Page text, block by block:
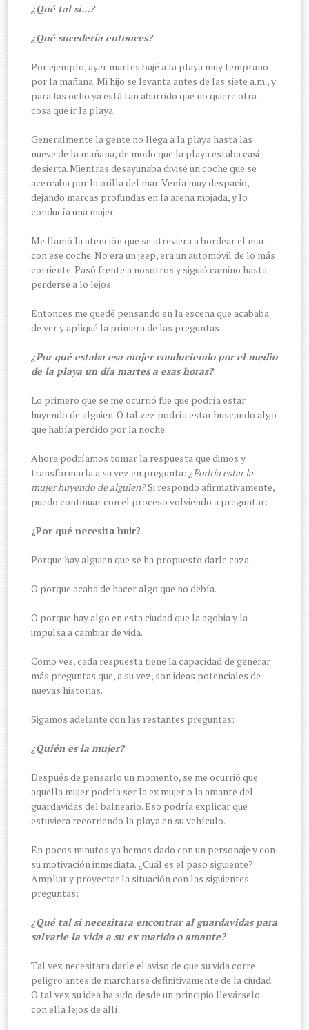
¿Qué tal si...?
¿Qué sucedería entonces?
Por ejemplo, ayer martes bajé a la playa muy temprano
por la mañana. Mi hijo se levanta antes de las siete a.m., y
para las ocho ya está tan aburrido que no quiere otra
cosa que ir la playa.
Generalmente la gente no llega a la playa hasta las
nueve de la mañana, de modo que la playa estaba casi
desierta. Mientras desayunaba divisé un coche que se
acercaba por la orilla del mar. Venía muy despacio,
dejando marcas profundas en la arena mojada, y lo
conducía una mujer.
Me llamó la atención que se atreviera a bordear el mar
con ese coche. No era un jeep, era un automóvil de lo más
corriente. Pasó frente a nosotros y siguió camino hasta
perderse a lo lejos.
Entonces me quedé pensando en la escena que acababa
de ver y apliqué la primera de las preguntas:
¿Por qué estaba esa mujer conduciendo por el medio
de la playa un día martes a esas horas?
Lo primero que se me ocurrió fue que podría estar
huyendo de alguien. O tal vez podría estar buscando algo
que había perdido por la noche.
Ahora podríamos tomar la respuesta que dimos y
transformarla a su vez en pregunta: ¿Podría estar la
mujer huyendo de alguien?Si respondo afirmativamente,
puedo continuar con el proceso volviendo a preguntar:
¿Por qué necesita huir?
Porque hay alguien que se ha propuesto darle caza.
O porque acaba de hacer algo que no debía.
O porque hay algo en esta ciudad que la agobia y la
impulsa a cambiar de vida.
Como ves, cada respuesta tiene la capacidad de generar
más preguntas que, a su vez, son ideas potenciales de
nuevas historias.
Sigamos adelante con las restantes preguntas:
¿Quién es la mujer?
Después de pensarlo un momento, se me ocurrió que
aquella mujer podría ser la ex mujer o la amante del
guardavidas del balneario. Eso podría explicar que
estuviera recorriendo la playa en su vehículo.
En pocos minutos ya hemos dado con un personaje y con
su motivación inmediata. ¿Cuál es el paso siguiente?
Ampliar y proyectar la situación con las siguientes
preguntas:
¿Qué tal si necesitara encontrar al guardavidas para
salvarle la vida a su ex marido o amante?
Tal vez necesitara darle el aviso de que su vida corre
peligro antes de marcharse definitivamente de la ciudad.
O tal vez su idea ha sido desde un principio llevárselo
con ella lejos de allí.